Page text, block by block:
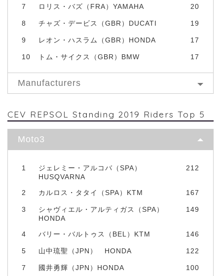
7 ロリス・バズ（FRA）YAMAHA 20
8 チャズ・デービス（GBR）DUCATI 19
9 レオン・ハスラム（GBR）HONDA 17
10 トム・サイクス（GBR）BMW 17
Manufacturers
CEV REPSOL Standing 2019 Riders Top 5
Moto3
1
ジェレミー・アルコバ（SPA）
HUSQVARNA
212
2 カルロス・タタイ（SPA）KTM 167
3
シャヴィエル・アルティガス（SPA）
HONDA
149
4 バリー・バルトゥス（BEL）KTM 146
5 山中琉聖（JPN） HONDA 122
7 國井勇輝（JPN）HONDA 100